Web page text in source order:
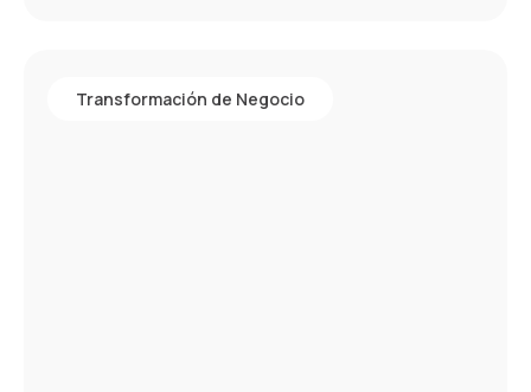
Transformación de Negocio